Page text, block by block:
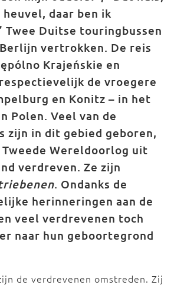
heuvel, daar ben ik
Duitse touringbussen
vertrokken. De reis
Krajeńskie en
de vroegere
en Konitz – in het
Polen. Veel van de
zijn in dit gebied geboren,
Tweede Wereldoorlog uit
verdreven. Ze zijn
. Ondanks de
herinneringen aan de
veel verdrevenen toch
naar hun geboortegrond
de verdrevenen omstreden. Zij